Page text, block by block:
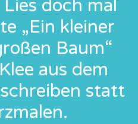
doch mal
„Ein kleiner
Baum“
aus dem
statt